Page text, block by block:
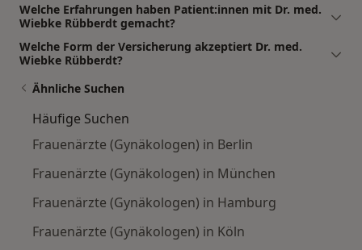
Welche Erfahrungen haben Patient:innen mit Dr. med.
Wiebke Rübberdt gemacht?
Welche Form der Versicherung akzeptiert Dr. med.
Wiebke Rübberdt?
Ähnliche Suchen
Häufige Suchen
Frauenärzte (Gynäkologen) in Berlin
Frauenärzte (Gynäkologen) in München
Frauenärzte (Gynäkologen) in Hamburg
Frauenärzte (Gynäkologen) in Köln